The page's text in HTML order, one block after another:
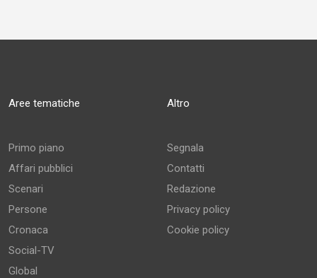
Aree tematiche
Primo piano
Affari pubblici
Scenari
Persone
Cronaca
Social-TV
Global
Altro
Segnala
Contatti
Redazione
Privacy policy
Cookie policy